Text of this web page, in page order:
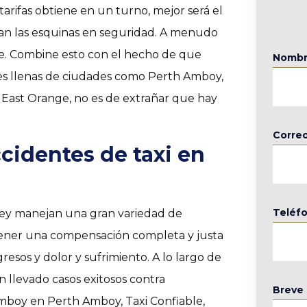
obtiene en un turno, mejor será el
las esquinas en seguridad. A menudo
Combine esto con el hecho de que
llenas de ciudades como Perth Amboy,
Orange, no es de extrañar que hay
de taxi en
manejan una gran variedad de
una compensación completa y justa
y dolor y sufrimiento. A lo largo de
llevado casos exitosos contra
en Perth Amboy, Taxi Confiable,
Breve